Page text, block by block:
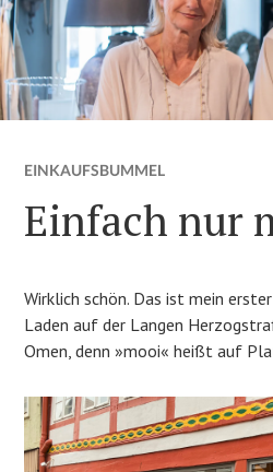
EINKAUFSBUMMEL
Einfach nur
Wirklich schön. Das ist mein
Laden auf der Langen
Omen, denn »mooi« heißt auf